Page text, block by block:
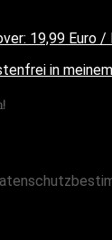
19,99 Euro /
in